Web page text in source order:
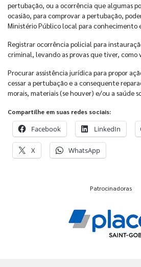
pertubação, ou a ocorrência que algumas
ocasião, para comprovar a pertubação,
Ministério Público local para conhecimento
Registrar ocorrência policial para
criminal, levando as provas que tiver, como
Procurar assistência jurídica para propor
cessar a pertubação e a consequente
morais, materiais (se houver) e/ou a saúde
Compartilhe em suas redes sociais:
Facebook LinkedIn
X WhatsApp
Patrocinadoras